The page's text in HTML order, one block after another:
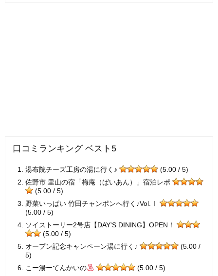
口コミランキング ベスト5
湯布院チーズ工房の湯に行く♪
(5.00 / 5)
佐野市 里山の宿「梅庵（ばいあん）」宿泊レポ
(5.00 / 5)
野菜いっぱい 竹田チャンポンへ行く♪Vol.Ⅰ
(5.00 / 5)
ソイストーリー2号店【DAY'S DINING】OPEN！
(5.00 / 5)
オープン記念キャンペーン湯に行く♪
(5.00 /
5)
こー湯ーてんかいの
(5.00 / 5)